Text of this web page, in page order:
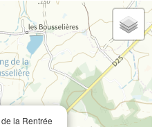
la Rentrée